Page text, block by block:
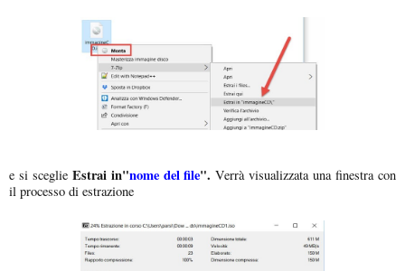
e si sceglieEstrai in"nome del file". Verrà visualizzata una finestra con
il processo di estrazione